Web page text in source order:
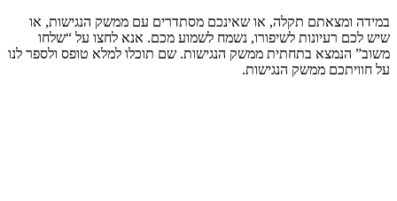
במידה ומצאתם תקלה, או שאינכם מסתדרים עם ממשק הנגישות, או
שיש לכם רעיונות לשיפורו, נשמח לשמוע מכם. אנא לחצו על “שלחו
משוב” הנמצא בתחתית ממשק הנגישות. שם תוכלו למלא טופס ולספר לנו
על חוויתכם ממשק הנגישות.